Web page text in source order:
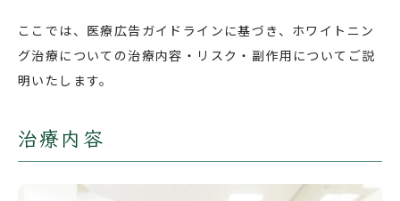
ここでは、医療広告ガイドラインに基づき、ホワイトニン
グ治療についての治療内容・リスク・副作用についてご説
明いたします。
治療内容